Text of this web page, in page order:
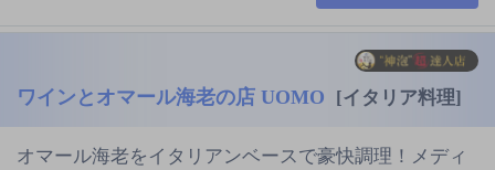
ワインとオマール海老の店 UOMO [イタリア料理]
オマール海老をイタリアンベースで豪快調理！メディ